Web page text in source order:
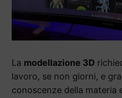
La modellazione 3D
lavoro, se non giorni, e
conoscenze della materia